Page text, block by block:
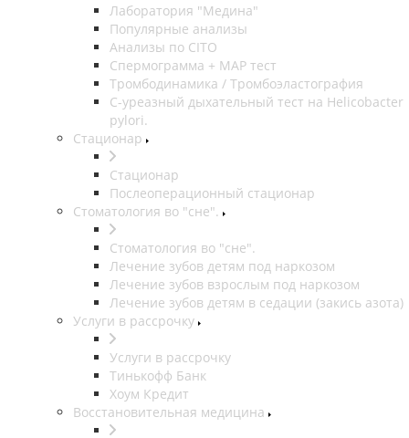
Лаборатория "Медина"
Популярные анализы
Анализы по CITO
Спермограмма + МАР тест
Тромбодинамика / Тромбоэластография
С-уреазный дыхательный тест на Helicobacter
pylori.
Стационар
Стационар
Послеоперационный стационар
Стоматология во "сне".
Стоматология во "сне".
Лечение зубов детям под наркозом
Лечение зубов взрослым под наркозом
Лечение зубов детям в седации (закись азота)
Услуги в рассрочку
Услуги в рассрочку
Тинькофф Банк
Хоум Кредит
Восстановительная медицина